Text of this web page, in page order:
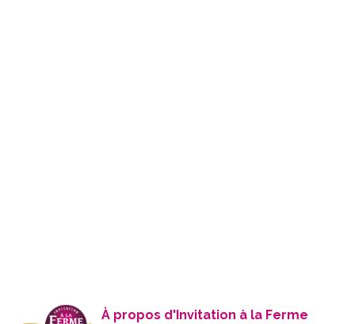
À propos d'Invitation à la Ferme